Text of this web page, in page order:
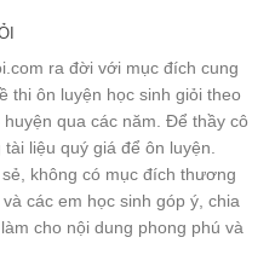
ra đời với mục đích cung
thi ôn luyện học sinh giỏi theo
qua các năm. Để thầy cô
liệu quý giá để ôn luyện.
không có mục đích thương
các em học sinh góp ý, chia
cho nội dung phong phú và